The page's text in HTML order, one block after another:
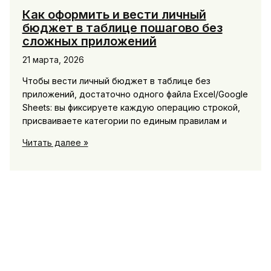
Как оформить и вести личный
бюджет в таблице пошагово без
сложных приложений
21 марта, 2026
Чтобы вести личный бюджет в таблице без
приложений, достаточно одного файла Excel/Google
Sheets: вы фиксируете каждую операцию строкой,
присваиваете категории по единым правилам и
Как
Читать далее »